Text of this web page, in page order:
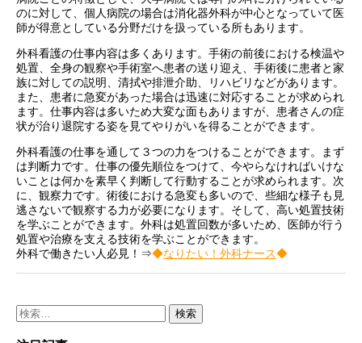
のに対して、個人病院の場合は消化器外科が中心となっていて医
師が得意としている分野だけを扱っている所もあります。
外科看護の仕事内容は多くあります。手術の前後における検温や
処置、全身の観察や手術室へ患者の送り迎え、手術後に患者と家
族に対しての説明、清拭や排泄介助、リハビリなどがあります。
また、患者に急変があった場合は迅速に対応することが求められ
ます。仕事内容は多いため大変な面もありますが、患者さんの症
状が治り退院する姿を見てやりがいを得ることができます。
外科看護の仕事を通して３つの力をつけることができます。まず
は判断力です。仕事の優先順位をつけて、今やらなければいけな
いことは何かを素早く判断して行動することが求められます。次
に、観察力です。術後における急変も多いので、些細な様子も見
逃さないで観察する力が必要になります。そして、高い処置技術
を学ぶことができます。外科は処置回数が多いため、医師が行う
処置や治療を支える技術を学ぶことができます。
外科で働きたい人必見！⇒◆なりたい！外科ナース◆
検
索: